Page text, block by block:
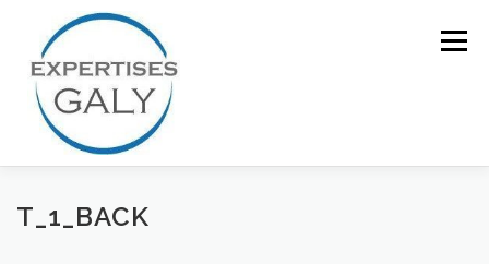
contenu
Menu
ACCUEIL NOTRE EXPERTISE
T_1_BACK